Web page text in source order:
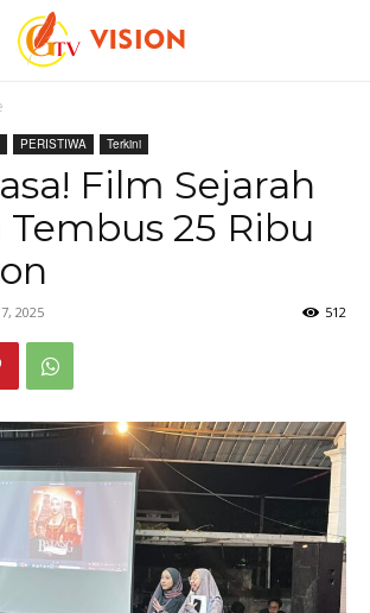
PERISTIWA Terkini
Film Sejarah
25 Ribu
2025 512